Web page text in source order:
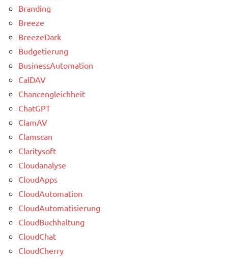
Branding
Breeze
BreezeDark
Budgetierung
BusinessAutomation
CalDAV
Chancengleichheit
ChatGPT
ClamAV
Clamscan
Claritysoft
Cloudanalyse
CloudApps
CloudAutomation
CloudAutomatisierung
CloudBuchhaltung
CloudChat
CloudCherry